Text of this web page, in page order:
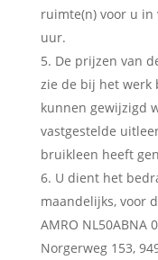
ruimte(n) voor u in
uur.
De prijzen van
zie de bij het werk
kunnen gewijzigd
vastgestelde
bruikleen heeft
U dient het
maandelijks, voor
AMRO NL50ABNA
Norgerweg 153,